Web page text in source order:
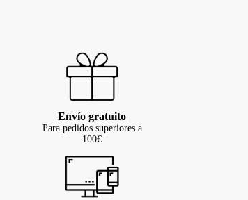
Envío gratuito
Para pedidos superiores a
100€